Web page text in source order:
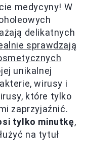
medycyny! W
delikatnych
sprawdzają
unikalnej
wirusy i
które tylko
zaprzyjaźnić.
tylko minutkę,
na tytuł